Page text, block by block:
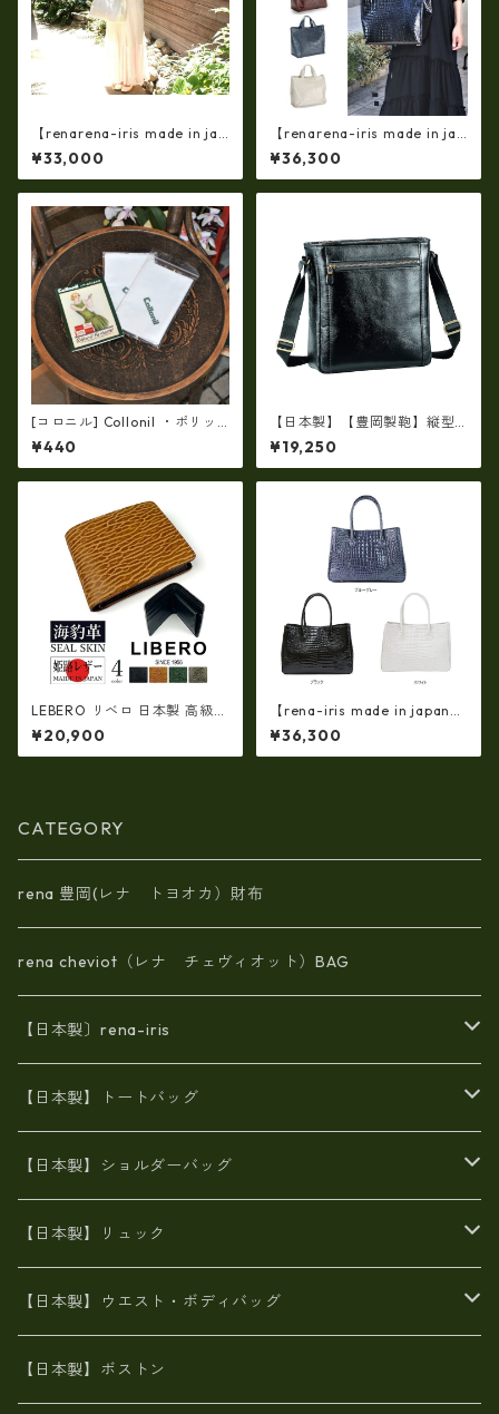
【renarena-iris made in jap
an】【日本製】牛革製品・エ
ナメルクロコ型押しレザー・
マザートートバッグ ir-66
¥33,000
【renarena-iris made in jap
an】(日本製 軽量・牛革製品・
エナメルクロコ・マザーマル
チバッグ ir-668 牛革 エナメル
¥36,300
[コロニル] Collonil ・ポリッ
シングクロス【1枚】（ふき取
り布）-14 バッグ・財布用レ
ザーケア
¥440
【日本製】【豊岡製鞄】縦型
ショルダーバッグ メンズ 上質
な牛革を使った大人の本革メ
ンズショルダー bz-16453
¥19,250
LEBERO リベロ 日本製 高級
アザラシ革(シールスキン)× 姫
路レザー 二つ折り財布(ly140
1)
¥20,900
【rena-iris made in japan】
【日本製】牛革エナメルクロ
コ 軽量ラージサイズ・トート
バッグ ir-674
¥36,300
CATEGORY
rena 豊岡(レナ トヨオカ）財布
rena cheviot（レナ チェヴィオット）BAG
【日本製〕rena-iris
エナメル（パテント）レザー
牛革製品トート・ショルダー
牛革製品リュック
【日本製】トートバッグ
火山灰染めバッグ
8号帆布
豊岡製
ヌメ革バッグ
Ａ3サイズ
オイルレザー
エナメル
【日本製】ショルダーバッグ
漂流ロープバッグ
6号蝋引き帆布
火山灰染めバッグ
8号帆布
財布ポシェット
【日本製】リュック
帆布
豊岡
牛革
【日本製】ウエスト・ボディバッグ
帆布
【日本製】ボストン